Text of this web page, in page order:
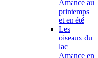
Amance au
printemps
et en été
Les
oiseaux du
lac
Amance en